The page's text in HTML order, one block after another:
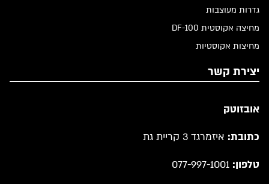
גדרות מעוצבות
מחיצה אקוסטית DF-100
מחיצות אקוסטיות
יצירת קשר
אובזוטק
כתובת: איזמרגד 3 קריית גת
טלפון: 077-997-1001